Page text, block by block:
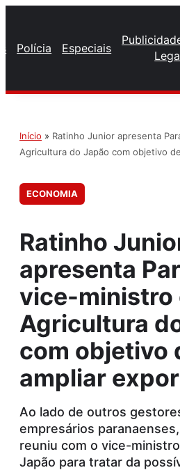
Polícia Especiais
Início » Ratinho Junior apresenta
Agricultura do Japão com objetivo
ECONOMIA
Ratinho
apresenta
vice-ministro
Agricultura
com objetivo
ampliar
Ao lado de outros
empresários
reuniu com o vice-
Japão para tratar da